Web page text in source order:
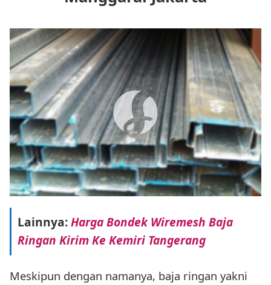
Lainnya:Harga Bondek Wiremesh Baja
Ringan Kirim Ke Kemiri Tangerang
Meskipun dengan namanya, baja ringan yakni